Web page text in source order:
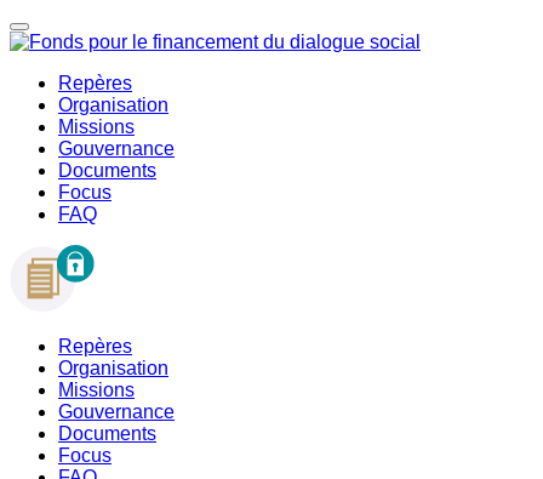
Repères
Organisation
Missions
Gouvernance
Documents
Focus
FAQ
Repères
Organisation
Missions
Gouvernance
Documents
Focus